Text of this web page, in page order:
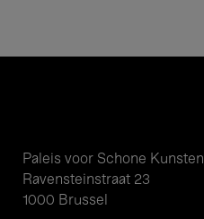
Paleis voor Schone Kunsten
Ravensteinstraat 23
1000 Brussel